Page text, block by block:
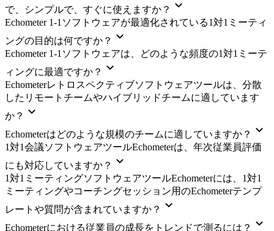
で、シンプルで、すぐに使えますか？
Echometer 1-1ソフトウェアが最適化されている1対1ミーティ
ングの目的は何ですか？
Echometer 1-1ソフトウェアは、どのような頻度の1対1ミーテ
ィングに最適ですか？
Echometerレトロスペクティブソフトウェアツールは、分散
したリモートチームやハイブリッドチームに適しています
か？
Echometerはどのような規模のチームに適していますか？
1対1会議ソフトウェアツールEchometerは、年次従業員評価
にも対応していますか？
1対1ミーティングソフトウェアツールEchometerには、1対1
ミーティングやコーチングセッション用のEchometerテンプ
レートや質問が含まれていますか？
Echometerにおける従業員の成長をトレンドで測るには？